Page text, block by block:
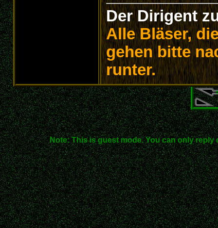
Der Dirigent
Alle Bläser,
gehen bitte
runter.
Note: This is guest mode. You can only